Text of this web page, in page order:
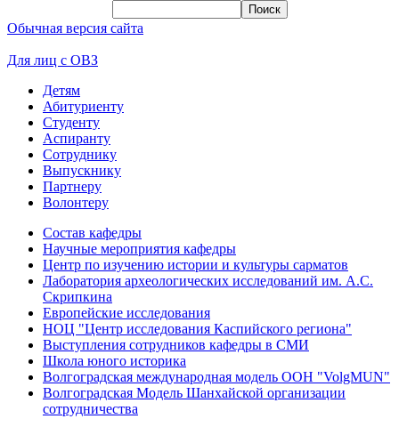
Обычная версия сайта
Для лиц с ОВЗ
Детям
Абитуриенту
Студенту
Аспиранту
Сотруднику
Выпускнику
Партнеру
Волонтеру
Состав кафедры
Научные мероприятия кафедры
Центр по изучению истории и культуры сарматов
Лаборатория археологических исследований им. А.С.
Скрипкина
Европейские исследования
НОЦ "Центр исследования Каспийского региона"
Выступления сотрудников кафедры в СМИ
Школа юного историка
Волгоградская международная модель ООН "VolgMUN"
Волгоградская Модель Шанхайской организации
сотрудничества